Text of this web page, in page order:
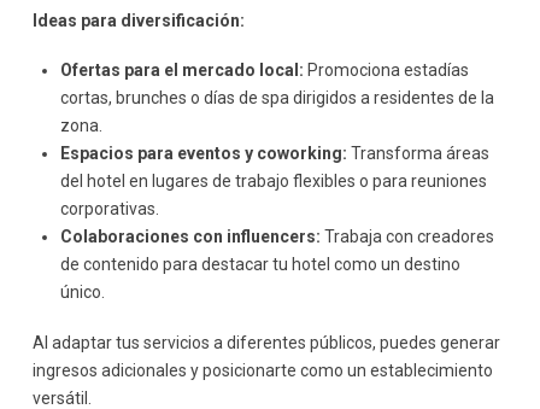
Ideas para diversificación:
Ofertas para el mercado local: Promociona estadías
cortas, brunches o días de spa dirigidos a residentes de la
zona.
Espacios para eventos y coworking: Transforma áreas
del hotel en lugares de trabajo flexibles o para reuniones
corporativas.
Colaboraciones con influencers: Trabaja con creadores
de contenido para destacar tu hotel como un destino
único.
Al adaptar tus servicios a diferentes públicos, puedes generar
ingresos adicionales y posicionarte como un establecimiento
versátil.